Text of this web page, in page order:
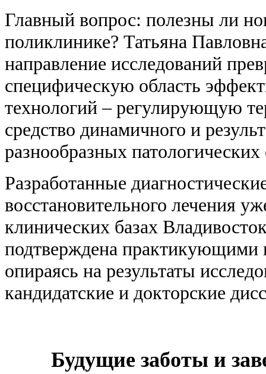
Главный вопрос: полезны ли
поликлинике? Татьяна
направление исследований
специфическую область
технологий – регулирующую
средство динамичного и
разнообразных патологических
Разработанные
восстановительного лечения
клинических базах
подтверждена практикующими
опираясь на результаты
кандидатские и докторские
Будущие заботы и